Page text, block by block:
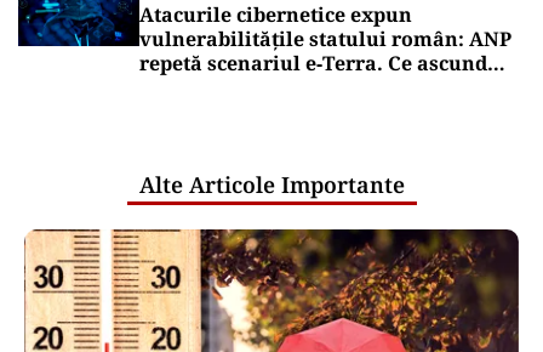
Atacurile cibernetice expun
vulnerabilitățile statului român: ANP
repetă scenariul e‑Terra. Ce ascund
Alte Articole Importante